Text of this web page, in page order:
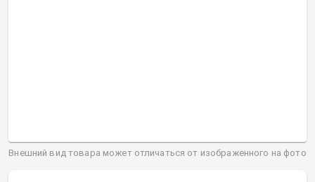
Внешний вид товара может отличаться от изображенного на фото